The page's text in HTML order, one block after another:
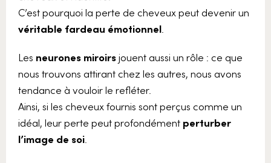
C’est pourquoi la perte de cheveux peut devenir un
véritable fardeau émotionnel.
Les neurones miroirsjouent aussi un rôle : ce que
nous trouvons attirant chez les autres, nous avons
tendance à vouloir le refléter.
Ainsi, si les cheveux fournis sont perçus comme un
idéal, leur perte peut profondément perturber
l’image de soi.